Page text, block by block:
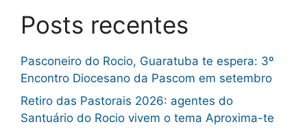
Posts recentes
Pasconeiro do Rocio, Guaratuba te espera: 3º
Encontro Diocesano da Pascom em setembro
Retiro das Pastorais 2026: agentes do
Santuário do Rocio vivem o tema Aproxima-te